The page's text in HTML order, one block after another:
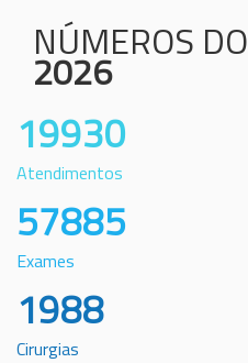
NÚMEROS DO
2026
19930
Atendimentos
57885
Exames
1988
Cirurgias